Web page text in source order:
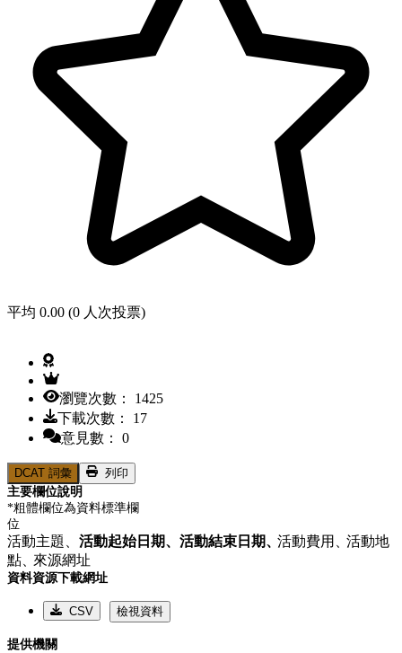
平均 0.00 (0 人次投票)
瀏覽次數： 1425
下載次數： 17
意見數： 0
DCAT 詞彙
列印
主要欄位說明
*粗體欄位為資料標準欄
位
活動主題、 活動起始日期、 活動結束日期、活動費用、活動地
點、來源網址
資料資源下載網址
CSV 檢視資料
提供機關